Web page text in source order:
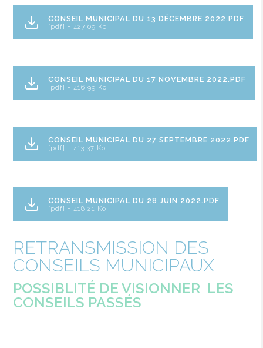
CONSEIL MUNICIPAL DU 13 DÉCEMBRE 2022.PDF
[pdf] - 427.09 Ko
CONSEIL MUNICIPAL DU 17 NOVEMBRE 2022.PDF
[pdf] - 416.99 Ko
CONSEIL MUNICIPAL DU 27 SEPTEMBRE 2022.PDF
[pdf] - 413.37 Ko
CONSEIL MUNICIPAL DU 28 JUIN 2022.PDF
[pdf] - 418.21 Ko
RETRANSMISSION DES
CONSEILS MUNICIPAUX
POSSIBLITÉ DE VISIONNER LES
CONSEILS PASSÉS